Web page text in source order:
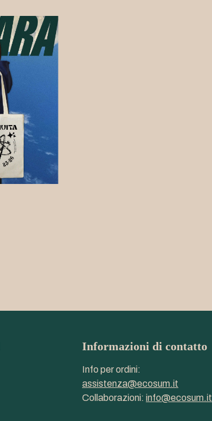
Informazioni di contatto
Info per ordini:
assistenza@ecosum.it
Collaborazioni: info@ecosum.it